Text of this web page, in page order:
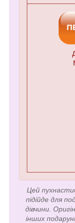
Цей
підійде для
дівчини.
інших